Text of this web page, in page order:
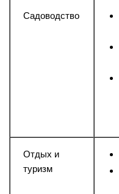
Садоводство
Отдых и
туризм